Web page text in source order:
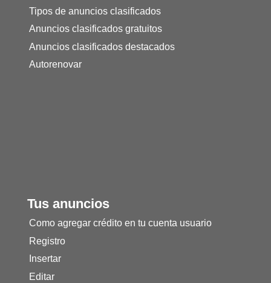
Tipos de anuncios clasificados
Anuncios clasificados gratuitos
Anuncios clasificados destacados
Autorenovar
Tus anuncios
Como agregar crédito en tu cuenta usuario
Registro
Insertar
Editar